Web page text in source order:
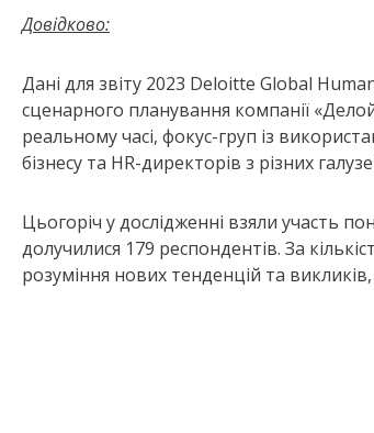
Довідково:
Дані для звіту 2023 Deloitte Global
сценарного планування компанії
реальному часі, фокус-груп із
бізнесу та HR-директорів з різних
Цьогоріч у дослідженні взяли участь
долучилися 179 респондентів. За
розуміння нових тенденцій та